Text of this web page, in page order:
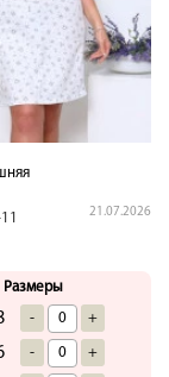
21.07.2026
Размеры
- +
- +